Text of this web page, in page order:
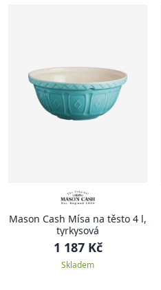
Mason Cash Mísa na těsto 4 l,
tyrkysová
1 187 Kč
Skladem